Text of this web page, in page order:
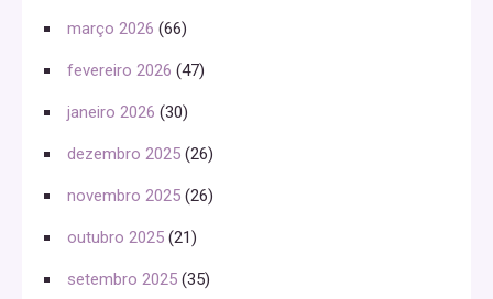
março 2026 (66)
fevereiro 2026 (47)
janeiro 2026 (30)
dezembro 2025 (26)
novembro 2025 (26)
outubro 2025 (21)
setembro 2025 (35)